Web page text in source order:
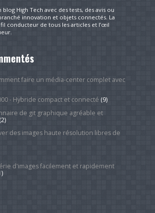
High Tech avec des tests, des avis ou
innovation et objets connectés. La
conducteur de tous les articles et l’œil
faire un média-center complet avec
- Hybride compact et connecté (9)
de git graphique agréable et
(2)
des images haute résolution libres de
d'images facilement et rapidement